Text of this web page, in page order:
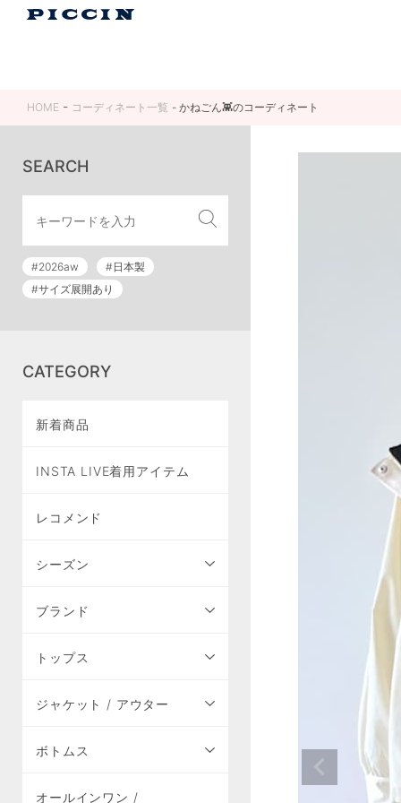
HOME コーディネート一覧 かねごん👾のコーディネート
SEARCH
#2026aw
#日本製
#サイズ展開あり
CATEGORY
新着商品
INSTA LIVE着用アイテム
レコメンド
シーズン
ブランド
トップス
ジャケット / アウター
ボトムス
オールインワン /